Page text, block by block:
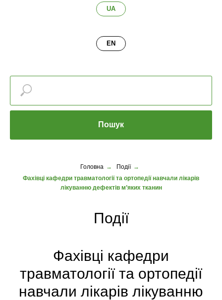
UA
EN
Пошук
Головна → Події →
Фахівці кафедри травматології та ортопедії навчали лікарів
лікуванню дефектів м’яких тканин
Події
Фахівці кафедри
травматології та ортопедії
навчали лікарів лікуванню